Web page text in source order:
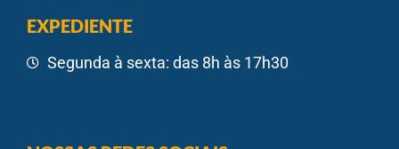
EXPEDIENTE
Segunda à sexta: das 8h às 17h30